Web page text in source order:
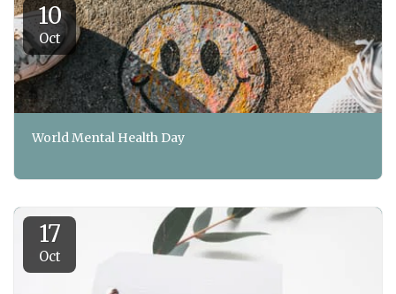
10
Oct
World Mental Health Day
17
Oct